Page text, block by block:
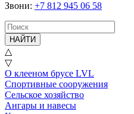
Звони: +7 812 945 06 58
НАЙТИ
△
▽
О клееном брусе LVL
Спортивные сооружения
Сельское хозяйство
Ангары и навесы